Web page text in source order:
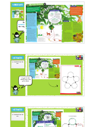
Wat is een biotoop? En wat is een ecosysteem?
Wat gebeurt er met poep in de voedselkringloop?
Wat zou er gebeuren met de voedselkringloop als er
geen herbivoren en omnivoren meer zouden zijn?
Pak je
samenvattingvan
de vorige les erbij!
De leerkracht doet het
voor.
We gaan de tekst
schematiseren in het
cyclus-schema.
De leerkracht doet het
voor.